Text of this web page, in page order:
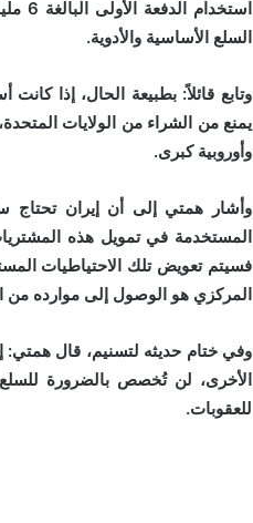
السلع الأساسية والأدوية.
وتابع قائلاً: بطبيعة الحال، إذا
يمنع من الشراء من الولايات
وأوروبية كبرى.
وأشار همتي إلى أن إيران تحتاج
المستخدمة في تمويل هذه
فسيتم تعويض تلك الاحتياطيات
المركزي هو الوصول إلى موارده من
الأخرى، لن تُخصص بالضرورة
للعقوبات.